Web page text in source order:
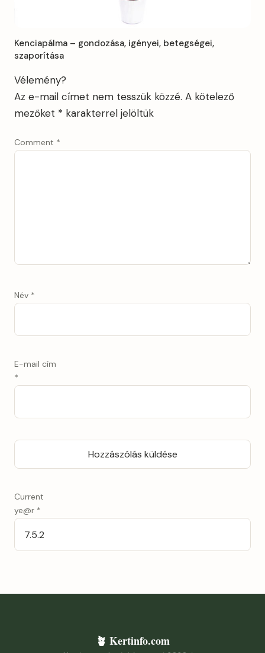
Kenciapálma – gondozása, igényei, betegségei,
szaporítása
Vélemény?
Az e-mail címet nem tesszük közzé. A kötelező
mezőket * karakterrel jelöltük
Comment *
Név *
E-mail cím
*
Current
ye@r *
🪴 Kertinfo.com